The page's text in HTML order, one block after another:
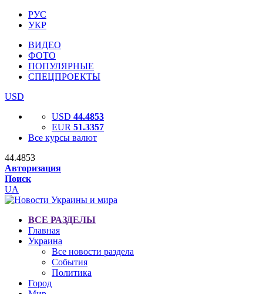
РУС
УКР
ВИДЕО
ФОТО
ПОПУЛЯРНЫЕ
СПЕЦПРОЕКТЫ
USD
USD 44.4853
EUR 51.3357
Все курсы валют
44.4853
Авторизация
Поиск
UA
ВСЕ РАЗДЕЛЫ
Главная
Украина
Все новости раздела
События
Политика
Город